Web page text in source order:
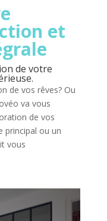
et
de votre
de vos rêves? Ou
va vous
de vos
principal ou un
vous